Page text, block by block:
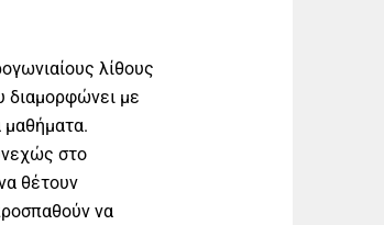
λίθους
διαμορφώνει με
μαθήματα.
στο
θέτουν
να